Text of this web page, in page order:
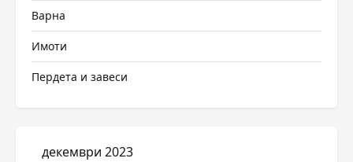
Варна
Имоти
Пердета и завеси
декември 2023